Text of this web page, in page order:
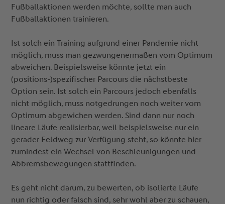
Fußballaktionen werden möchte, sollte man auch
Fußballaktionen trainieren.
Ist solch ein Training aufgrund einer Pandemie nicht
möglich, muss man gezwungenermaßen vom Optimum
abweichen. Beispielsweise könnte jetzt ein
(positions-)spezifischer Parcours die nächstbeste
Option sein. Ist solch ein Parcours jedoch ebenfalls
nicht möglich, muss notgedrungen noch weiter vom
Optimum abgewichen werden. Sind dann nur noch
lineare Läufe realisierbar, weil beispielsweise nur ein
gerader Feldweg zur Verfügung steht, so könnte hier
zumindest ein Wechsel von Beschleunigungen und
Abbremsbewegungen stattfinden.
Es geht nicht darum, zu bewerten, ob isolierte Läufe
nun richtig oder falsch sind, sehr wohl aber zu schauen,